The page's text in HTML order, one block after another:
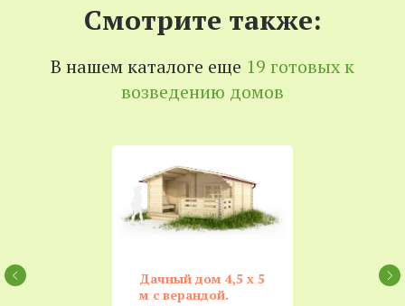
Смотрите также:
В нашем каталоге еще 19 готовых к
возведению домов
Дачный дом 4,5 x 5
м с верандой.